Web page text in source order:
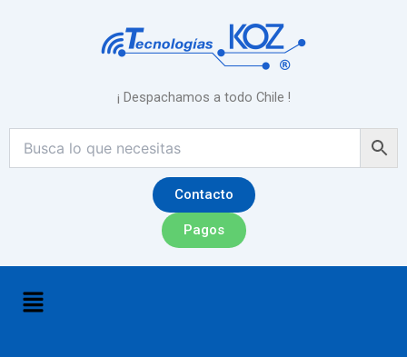
¡ Despachamos a todo Chile !
Contacto
Pagos
Menú